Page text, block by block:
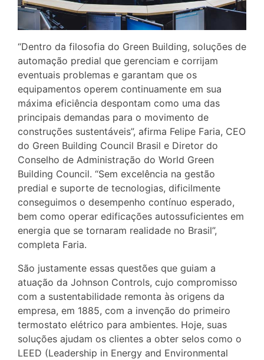
“Dentro da filosofia do Green Building, soluções de
automação predial que gerenciam e corrijam
eventuais problemas e garantam que os
equipamentos operem continuamente em sua
máxima eficiência despontam como uma das
principais demandas para o movimento de
construções sustentáveis”, afirma Felipe Faria, CEO
do Green Building Council Brasil e Diretor do
Conselho de Administração do World Green
Building Council. “Sem excelência na gestão
predial e suporte de tecnologias, dificilmente
conseguimos o desempenho contínuo esperado,
bem como operar edificações autossuficientes em
energia que se tornaram realidade no Brasil”,
completa Faria.
São justamente essas questões que guiam a
atuação da Johnson Controls, cujo compromisso
com a sustentabilidade remonta às origens da
empresa, em 1885, com a invenção do primeiro
termostato elétrico para ambientes. Hoje, suas
soluções ajudam os clientes a obter selos como o
LEED (Leadership in Energy and Environmental